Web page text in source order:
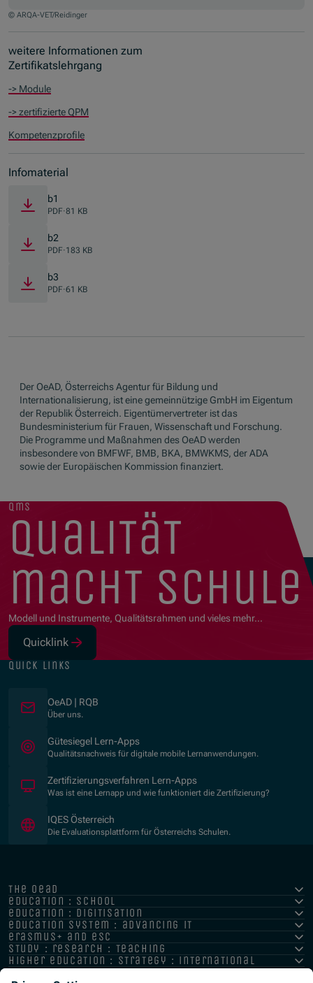
© ARQA-VET/Reidinger
weitere Informationen zum
Zertifikatslehrgang
-> Module
-> zertifizierte QPM
Kompetenzprofile
Infomaterial
b1
PDF·81 KB
b2
PDF·183 KB
b3
PDF·61 KB
Der OeAD, Österreichs Agentur für Bildung und
Internationalisierung, ist eine gemeinnützige GmbH im Eigentum
der Republik Österreich. Eigentümervertreter ist das
Bundesministerium für Frauen, Wissenschaft und Forschung.
Die Programme und Maßnahmen des OeAD werden
insbesondere von BMFWF, BMB, BKA, BMWKMS, der ADA
sowie der Europäischen Kommission finanziert.
qms
qualität
macht schule
Modell und Instrumente, Qualitätsrahmen und vieles mehr…
Quicklink
(Opens in new window)
quick links
OeAD | RQB
Über uns.
Gütesiegel Lern-Apps(Opens in new window)
Qualitätsnachweis für digitale mobile Lernanwendungen.
Zertifizierungsverfahren Lern-Apps
Was ist eine Lernapp und wie funktioniert die Zertifizierung?
IQES Österreich
Die Evaluationsplattform für Österreichs Schulen.
the oead
education : school
education : digitisation
education system : advancing it
erasmus+ and esc
study : research : teaching
higher education : strategy : international